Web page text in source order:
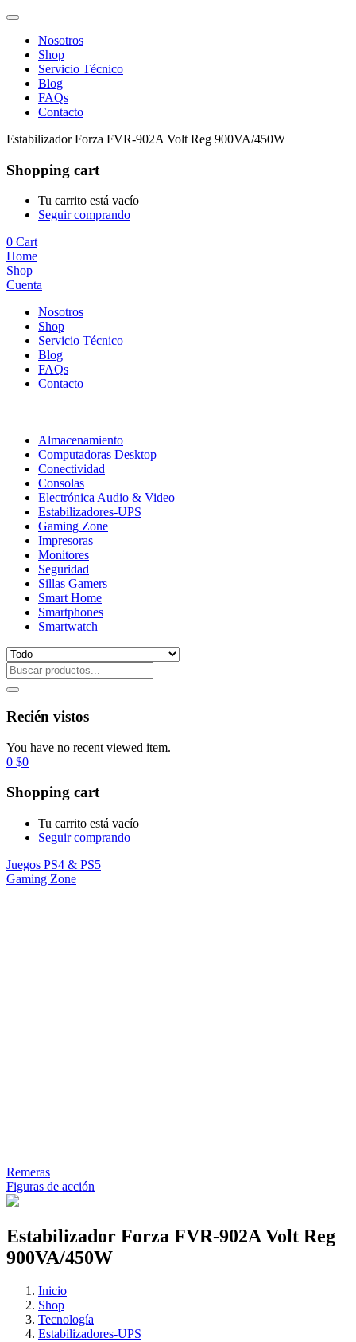
Nosotros
Shop
Servicio Técnico
Blog
FAQs
Contacto
Estabilizador Forza FVR-902A Volt Reg 900VA/450W
Shopping cart
Tu carrito está vacío
Seguir comprando
0 Cart
Home
Shop
Cuenta
Nosotros
Shop
Servicio Técnico
Blog
FAQs
Contacto
Almacenamiento
Computadoras Desktop
Conectividad
Consolas
Electrónica Audio & Video
Estabilizadores-UPS
Gaming Zone
Impresoras
Monitores
Seguridad
Sillas Gamers
Smart Home
Smartphones
Smartwatch
Recién vistos
You have no recent viewed item.
0 $0
Shopping cart
Tu carrito está vacío
Seguir comprando
Juegos PS4 & PS5
Gaming Zone
Remeras
Figuras de acción
Estabilizador Forza FVR-902A Volt Reg
900VA/450W
Inicio
Shop
Tecnología
Estabilizadores-UPS